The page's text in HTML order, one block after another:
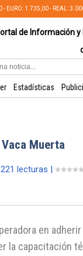
- EURO: 1.735,00 - REAL:
de Información
Estadísticas
Muerta
lecturas |
en
la capacitación